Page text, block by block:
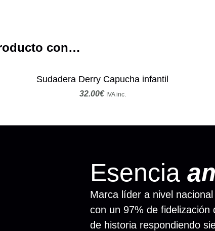
con…
Sudadera Derry Capucha infantil
32.00€ IVA inc.
Esencia
Marca líder a nivel
con un 97% de
de historia respondiendo